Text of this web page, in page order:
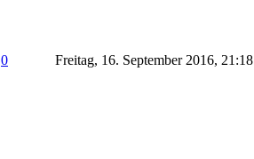
0 Freitag, 16. September 2016, 21:18